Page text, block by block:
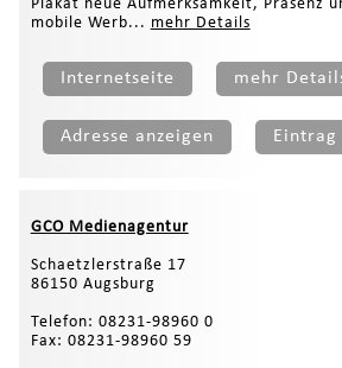
Plakat neue Aufmerksamkeit, Präsenz
mobile Werb... mehr Details
Internetseite mehr
Adresse anzeigen Eintrag
GCO Medienagentur
Schaetzlerstraße 17
86150 Augsburg
Telefon: 08231-98960 0
Fax: 08231-98960 59